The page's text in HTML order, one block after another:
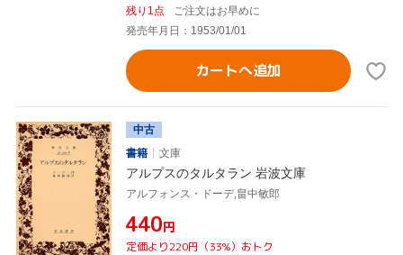
残り1点
ご注文はお早めに
発売年月日：1953/01/01
カートへ追加
中古
書籍
文庫
アルプスのタルタラン 岩波文庫
アルフォンス・ドーデ,畠中敏郎
¥440円
定価より220円（33%）おトク